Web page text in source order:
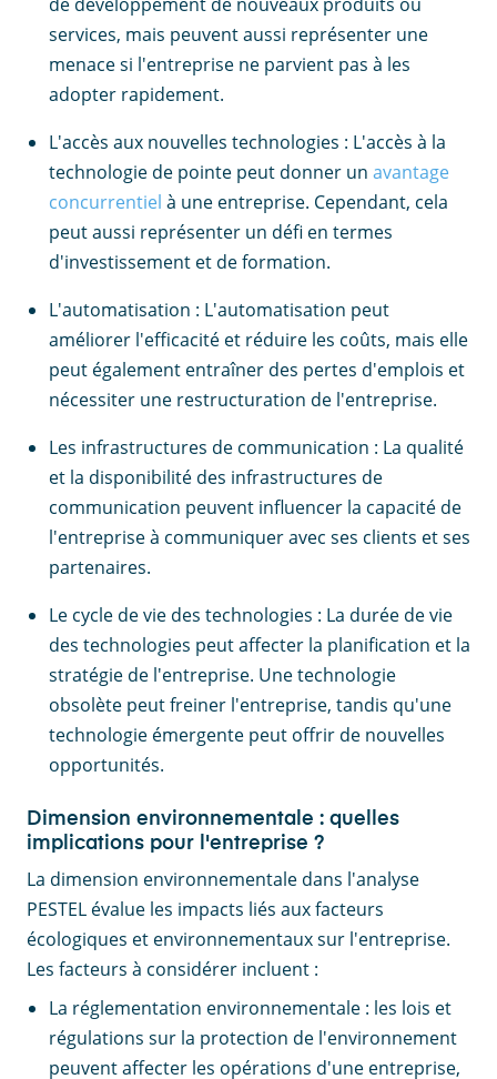
services, mais peuvent aussi représenter une
menace si l'entreprise ne parvient pas à les
adopter rapidement.
L'accès aux nouvelles technologies : L'accès à la
technologie de pointe peut donner un avantage
concurrentiel à une entreprise. Cependant, cela
peut aussi représenter un défi en termes
d'investissement et de formation.
L'automatisation : L'automatisation peut
améliorer l'efficacité et réduire les coûts, mais elle
peut également entraîner des pertes d'emplois et
nécessiter une restructuration de l'entreprise.
Les infrastructures de communication : La qualité
et la disponibilité des infrastructures de
communication peuvent influencer la capacité de
l'entreprise à communiquer avec ses clients et ses
partenaires.
Le cycle de vie des technologies : La durée de vie
des technologies peut affecter la planification et la
stratégie de l'entreprise. Une technologie
obsolète peut freiner l'entreprise, tandis qu'une
technologie émergente peut offrir de nouvelles
opportunités.
Dimension environnementale : quelles
implications pour l'entreprise ?
La dimension environnementale dans l'analyse
PESTEL évalue les impacts liés aux facteurs
écologiques et environnementaux sur l'entreprise.
Les facteurs à considérer incluent :
La réglementation environnementale : les lois et
régulations sur la protection de l'environnement
peuvent affecter les opérations d'une entreprise,